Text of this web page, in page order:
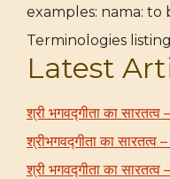
examples: nama: to
Terminologies
Latest
श्री भगवद्गीता का सारतत्व
श्रीभगवद्गीता का सारतत्व
श्री भगवद्गीता का सारतत्व